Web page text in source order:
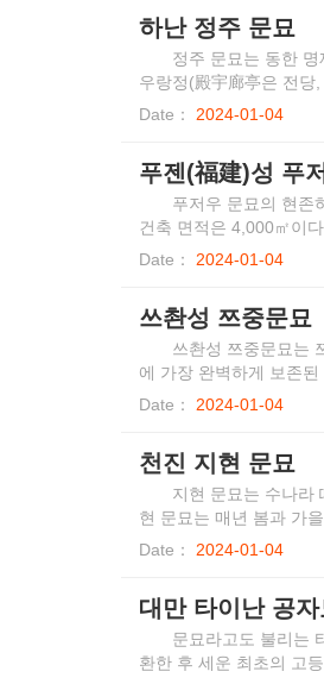
하난 정주 문묘
정주 문묘는 동한
우랑정(殿宇廊亭은 전당
Date：
2024-01-04
푸젠(福建)성 푸
푸저우 문묘의 현존
건축 면적은 4,000㎡이
1996년 9월 2일 푸젠성
Date： 2024-01-04
쓰촨성 쯔중문묘
쓰촨성 쯔중문묘는
에 가장 완벽하게 보존
되고 정교한 쯔중문묘는
Date： 2024-01-04
천진 지현 문묘
지현 문묘는 수나라
현 문묘는 매년 봄과 가
주지'와 민국 '지현지'에
Date： 2024-01-04
대만 타이난 공자
문묘라고도 불리는
환한 후 세운 최초의 고